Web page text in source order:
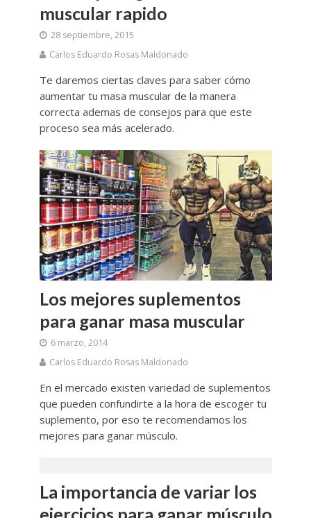
muscular rapido
28 septiembre, 2015
Carlos Eduardo Rosas Maldonado
Te daremos ciertas claves para saber cómo
aumentar tu masa muscular de la manera
correcta ademas de consejos para que este
proceso sea más acelerado.
Los mejores suplementos
para ganar masa muscular
6 marzo, 2014
Carlos Eduardo Rosas Maldonado
En el mercado existen variedad de suplementos
que pueden confundirte a la hora de escoger tu
suplemento, por eso te recomendamos los
mejores para ganar músculo.
La importancia de variar los
ejercicios para ganar músculo